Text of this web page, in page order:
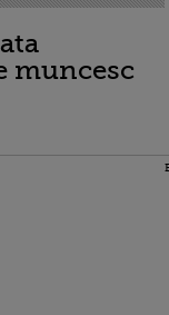
muncesc